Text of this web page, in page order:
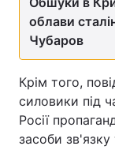
Тема
облави
Чубаров
Крім того,
силовики під
Росії
засоби зв'язку